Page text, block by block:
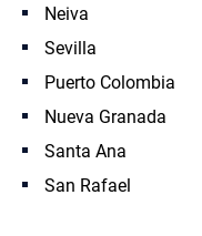
Neiva
Sevilla
Puerto Colombia
Nueva Granada
Santa Ana
San Rafael